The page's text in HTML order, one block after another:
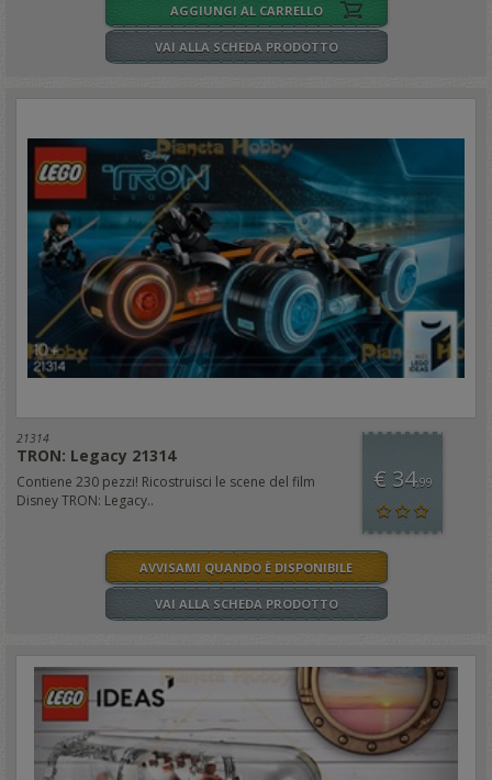
AGGIUNGI AL CARRELLO
VAI ALLA SCHEDA PRODOTTO
21314
TRON: Legacy 21314
Contiene 230 pezzi! Ricostruisci le scene del film
Disney TRON: Legacy..
€ 34,99
AVVISAMI QUANDO È DISPONIBILE
VAI ALLA SCHEDA PRODOTTO